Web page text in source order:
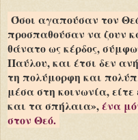
Όσοι αγαπούσαν τον
προσπαθούσαν να ζουν
θάνατο ως κέρδος,
Παύλου, και έτσι δεν
τη πολύμορφη και
μέσα στη κοινωνία,
και τα σπήλαια»,ένα
στον Θεό.